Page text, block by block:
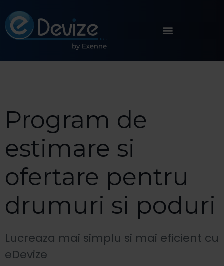
Program de
estimare si
ofertare pentru
drumuri si poduri
Lucreaza mai simplu si mai eficient cu
eDevize